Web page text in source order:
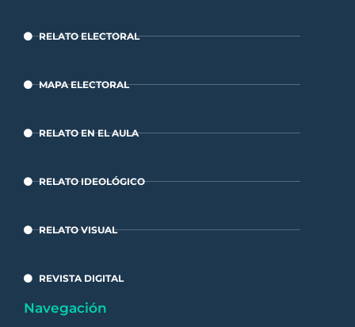
RELATO ELECTORAL
MAPA ELECTORAL
RELATO EN EL AULA
RELATO IDEOLÓGICO
RELATO VISUAL
REVISTA DIGITAL
Navegación